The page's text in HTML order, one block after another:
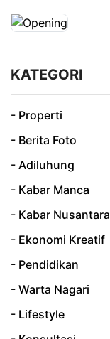
KATEGORI
- Properti
- Berita Foto
- Adiluhung
- Kabar Manca
- Kabar Nusantara
- Ekonomi Kreatif
- Pendidikan
- Warta Nagari
- Lifestyle